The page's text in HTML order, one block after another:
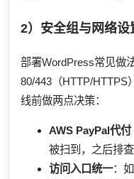
2）安全组与网络设
部署WordPress常见做
80/443（HTTP/HTTPS
线前做两点决策：
AWS PayPal代付
被扫到，之后排
访问入口统一：